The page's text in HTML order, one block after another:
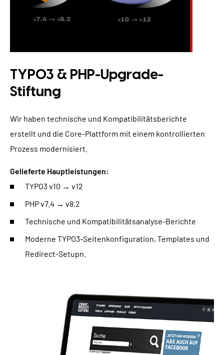
TYPO3 & PHP-Upgrade-
Stiftung
Wir haben technische und Kompatibilitätsberichte
erstellt und die Core-Plattform mit einem kontrollierten
Prozess modernisiert.
Gelieferte Hauptleistungen:
TYPO3 v10 → v12
PHP v7.4 → v8.2
Technische und Kompatibilitätsanalyse-Berichte
Moderne TYPO3-Seitenkonfiguration, Templates und
Redirect-Setupn.